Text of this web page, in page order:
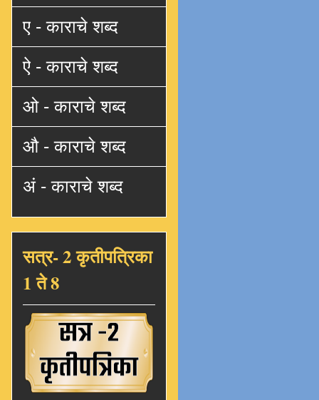
ए - काराचे शब्द
ऐ - काराचे शब्द
ओ - काराचे शब्द
औ - काराचे शब्द
अं - काराचे शब्द
सत्र- 2 कृतीपत्रिका
1 ते 8